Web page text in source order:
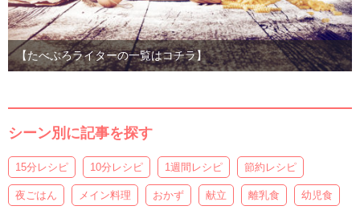
【たべぷろライターの一覧はコチラ】
シーン別に記事を探す
15分レシピ 10分レシピ 1週間レシピ 節約レシピ
夜ごはん メイン料理 おかず 献立 離乳食 幼児食